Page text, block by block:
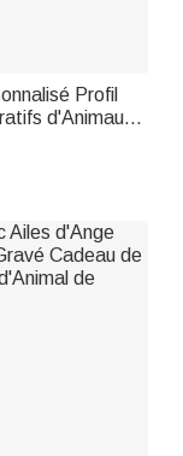
Profil
d'Animaux
Chevaux